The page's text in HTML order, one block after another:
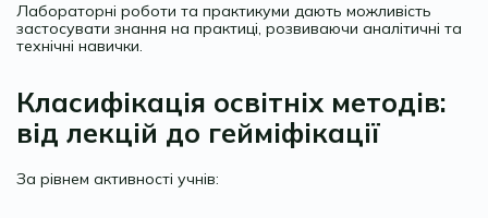
Лабораторні роботи та практикуми дають можливість
застосувати знання на практиці, розвиваючи аналітичні та
технічні навички.
Класифікація освітніх методів:
від лекцій до гейміфікації
За рівнем активності учнів: